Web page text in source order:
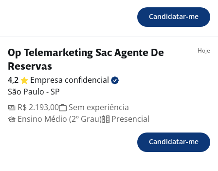
Candidatar-me
Op Telemarketing Sac Agente De
Reservas
Hoje
4,2 Empresa confidencial
São Paulo - SP
R$ 2.193,00
Sem experiência
Ensino Médio (2º Grau)
Presencial
Candidatar-me